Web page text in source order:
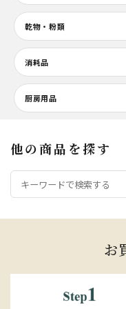
乾物・粉類
消耗品
厨房用品
他の商品を探す
お